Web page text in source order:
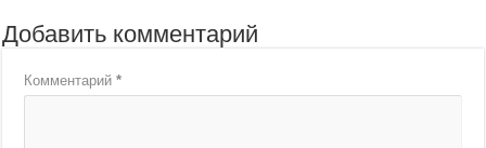
Добавить комментарий
Комментарий*